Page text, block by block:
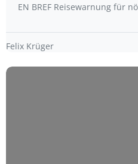
EN BREF Reisewarnung für
Felix Krüger